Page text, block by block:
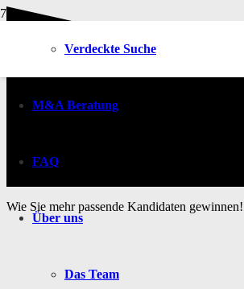
Verdeckte Suche
M&A Beratung
FAQ
Über uns
Das Team
Wie Sie mehr passende Kandidaten gewinnen!